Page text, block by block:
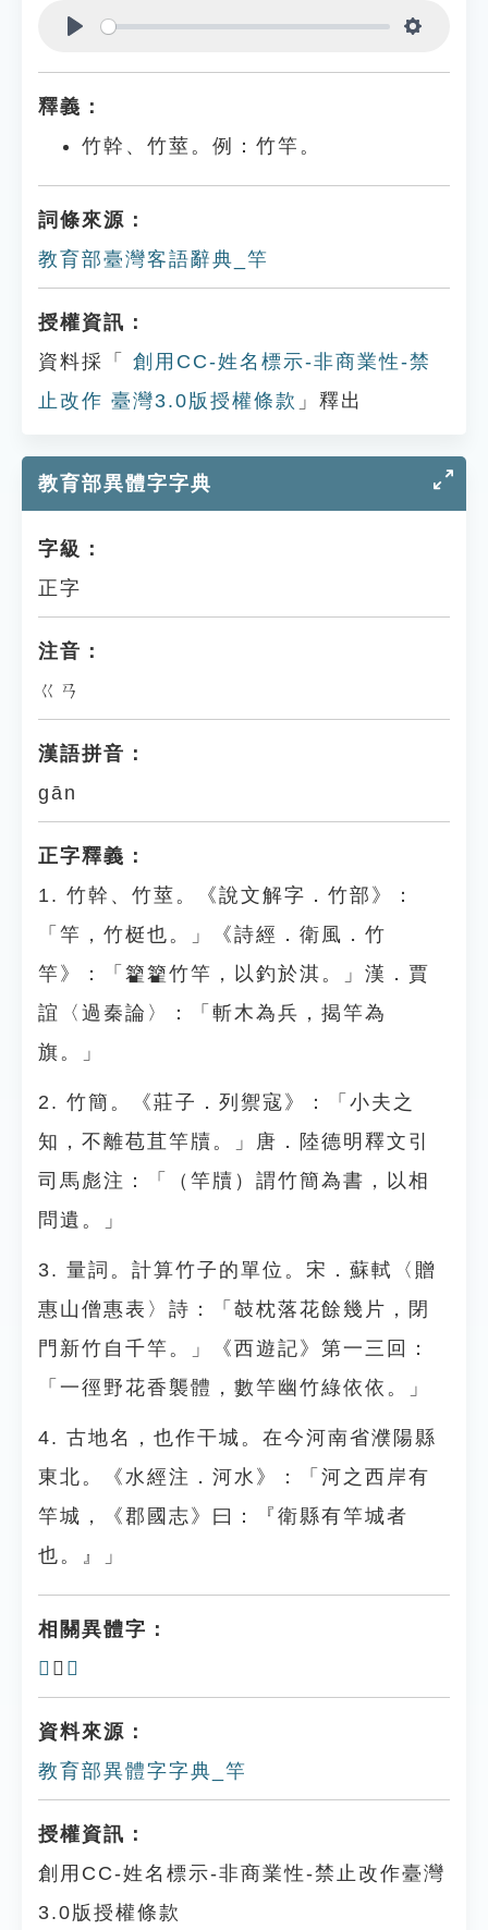
釋義：
竹幹、竹莖。例：竹竿。
詞條來源：
教育部臺灣客語辭典_竿
授權資訊：
資料採「
創用CC-姓名標示-非商業性-禁
止改作 臺灣3.0版授權條款 」釋出
教育部異體字字典
字級：
正字
注音：
ㄍㄢ
漢語拼音：
gān
正字釋義：
1. 竹幹、竹莖。《說文解字．竹部》：
「竿，竹梃也。」《詩經．衛風．竹
竿》：「籊籊竹竿，以釣於淇。」漢．賈
誼〈過秦論〉：「斬木為兵，揭竿為
旗。」
2. 竹簡。《莊子．列禦寇》：「小夫之
知，不離苞苴竿牘。」唐．陸德明釋文引
司馬彪注：「（竿牘）謂竹簡為書，以相
問遺。」
3. 量詞。計算竹子的單位。宋．蘇軾〈贈
惠山僧惠表〉詩：「攲枕落花餘幾片，閉
門新竹自千竿。」《西遊記》第一三回：
「一徑野花香襲體，數竿幽竹綠依依。」
4. 古地名，也作干城。在今河南省濮陽縣
東北。《水經注．河水》：「河之西岸有
竿城，《郡國志》曰：『衛縣有竿城者
也。』」
相關異體字：
𣔼 、 𥫞
資料來源：
教育部異體字字典_竿
授權資訊：
創用CC-姓名標示-非商業性-禁止改作臺灣
3.0版授權條款